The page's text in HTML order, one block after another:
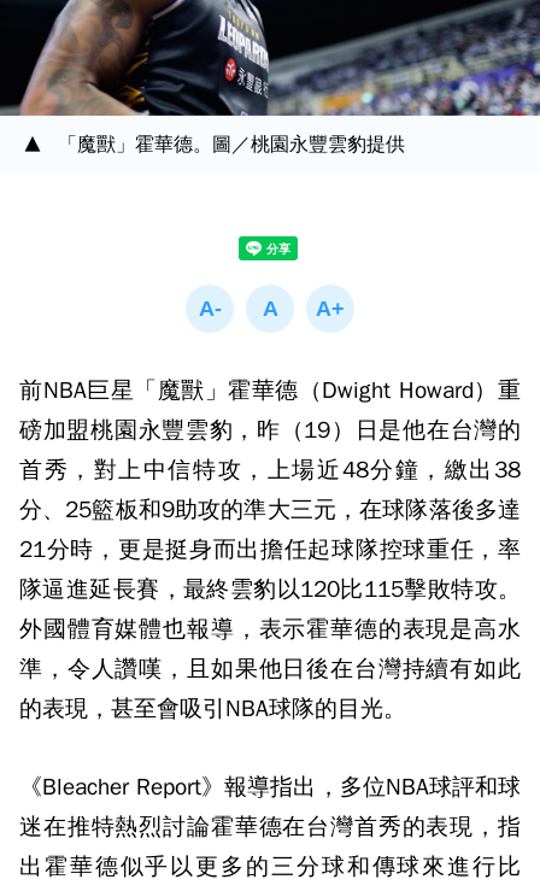
「魔獸」霍華德。圖／桃園永豐雲豹提供
前NBA巨星「魔獸」霍華德（Dwight Howard）重
磅加盟桃園永豐雲豹，昨（19）日是他在台灣的
首秀，對上中信特攻，上場近48分鐘，繳出38
分、25籃板和9助攻的準大三元，在球隊落後多達
21分時，更是挺身而出擔任起球隊控球重任，率
隊逼進延長賽，最終雲豹以120比115擊敗特攻。
外國體育媒體也報導，表示霍華德的表現是高水
準，令人讚嘆，且如果他日後在台灣持續有如此
的表現，甚至會吸引NBA球隊的目光。
《Bleacher Report》報導指出，多位NBA球評和球
迷在推特熱烈討論霍華德在台灣首秀的表現，指
出霍華德似乎以更多的三分球和傳球來進行比